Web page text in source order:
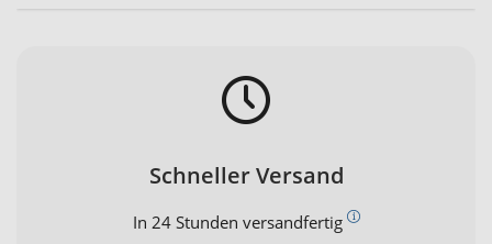
Schneller Versand
In 24 Stunden versandfertig